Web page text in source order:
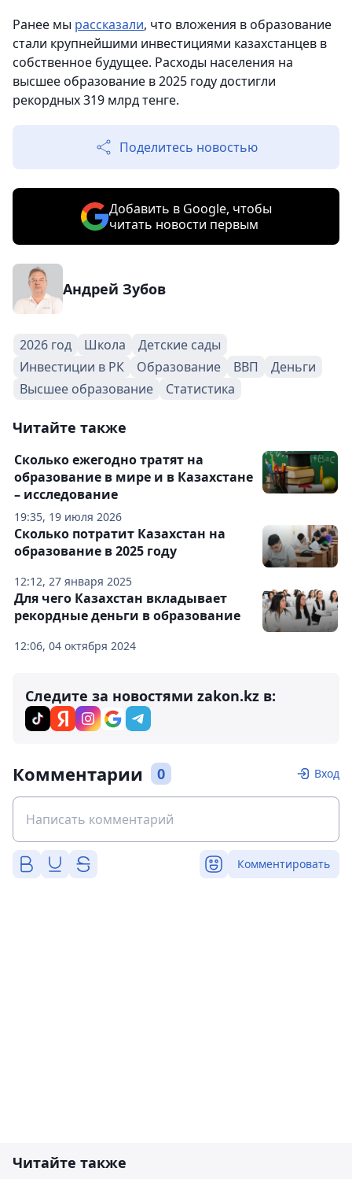
Ранее мы рассказали, что вложения в образование
стали крупнейшими инвестициями казахстанцев в
собственное будущее. Расходы населения на
высшее образование в 2025 году достигли
рекордных 319 млрд тенге.
Поделитесь новостью
Добавить в Google, чтобы
читать новости первым
Андрей Зубов
2026 год Школа
Детские сады
Инвестиции в РК
Образование ВВП
Деньги
Высшее образование
Статистика
Читайте также
19:35, 19 июля 2026
Сколько ежегодно тратят на
образование в мире и в Казахстане
– исследование
12:12, 27 января 2025
Сколько потратит Казахстан на
образование в 2025 году
12:06, 04 октября 2024
Для чего Казахстан вкладывает
рекордные деньги в образование
Следите за новостями zakon.kz в:
Комментарии 0 Вход
Комментировать
Читайте также